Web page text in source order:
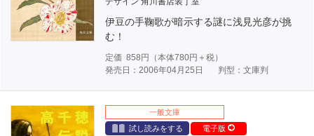
伊豆の手鞠歌が暗示する謎に浅見光彦が挑
む！
定価 858 円（本体780円＋税）
発売日：2006年04月25日
判型：文庫判
一般文庫
試し読みをする
電子版